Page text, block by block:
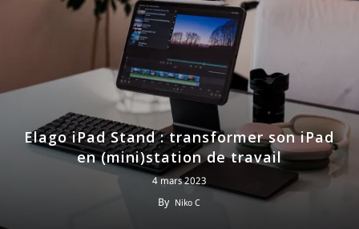
Elago iPad Stand : transformer son iPad
en (mini)station de travail
4 mars 2023
By Niko C